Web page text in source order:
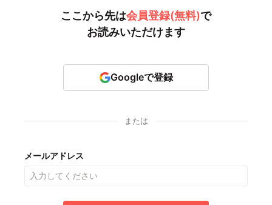
ここから先は会員登録(無料)で
お読みいただけます
Googleで登録
または
メールアドレス